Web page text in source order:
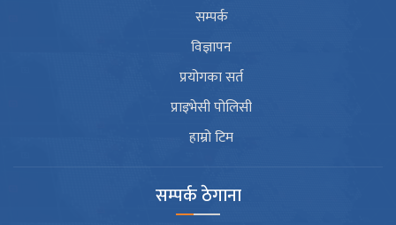
सम्पर्क
विज्ञापन
प्रयोगका सर्त
प्राइभेसी पोलिसी
हाम्रो टिम
सम्पर्क ठेगाना